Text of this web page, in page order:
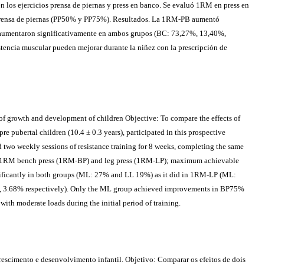
ejercicios prensa de piernas y press en banco. Se evaluó 1RM en press en
de piernas (PP50% y PP75%). Resultados. La 1RM-PB aumentó
significativamente en ambos grupos (BC: 73,27%, 13,40%,
muscular pueden mejorar durante la niñez con la prescripción de
growth and development of children Objective: To compare the effects of
pubertal children (10.4 ± 0.3 years), participated in this prospective
weekly sessions of resistance training for 8 weeks, completing the same
bench press (1RM-BP) and leg press (1RM-LP); maximum achievable
in both groups (ML: 27% and LL 19%) as it did in 1RM-LP (ML:
respectively). Only the ML group achieved improvements in BP75%
moderate loads during the initial period of training.
e desenvolvimento infantil. Objetivo: Comparar os efeitos de dois